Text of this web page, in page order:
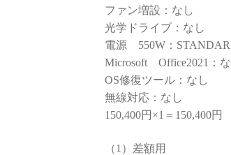
ファン増設：なし
光学ドライブ：なし
電源 550W：
Microsoft Office2021：
OS修復ツール：なし
無線対応：なし
150,400円×1＝150,400円
（1）差額用
些細な相談でもネットやAI
で調べるより、わかりやす
く的確なアドバイスをいた
だけて非常に助かりまし
た！
(良い意味で変態と言うアレ
です！笑)